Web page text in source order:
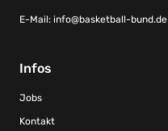
E-Mail: info@basketball-bund.de
Infos
Jobs
Kontakt